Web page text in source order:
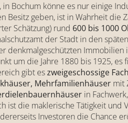
in Bochum könne es nur einige
Besitz geben, ist in Wahrheit die
Schätzung) rund 600 bis 1000
der Stadt in den
denkmalgeschützten
um die Jahre 1880 bis 1925,
gibt eszweigeschossige
Mehrfamilienhäuser mit
in Fachwerk,
ist die maklerische Tätigkeit
Investoren die Chance